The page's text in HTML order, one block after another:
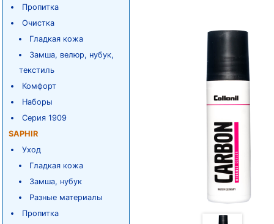
Пропитка
Очистка
Гладкая кожа
Замша, велюр, нубук,
текстиль
Комфорт
Наборы
Серия 1909
SAPHIR
Уход
Гладкая кожа
Замша, нубук
Разные материалы
Пропитка